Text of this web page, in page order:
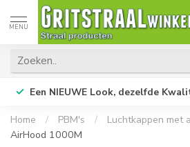
MENU
Een NIEUWE Look, dezelfde
Home / PBM's / Luchtkappen met
AirHood 1000M